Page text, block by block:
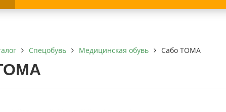
Спецобувь Медицинская обувь Сабо ТОМА